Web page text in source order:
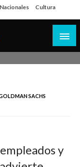
Nacionales Cultura
SACHS
y